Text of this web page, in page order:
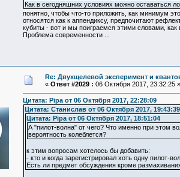
Как в сегодняшних условиях можно оставаться
понятно, чтобы что-то приложить, как минимум
относятся как к аппендиксу, предпочитают
кубиты - вот и мы поиграемся этими словами, как
Проблема современности ...
Re: Двухщелевой эксперимент и
« Ответ #2029 : 06 Октября 2017, 23:32:25 »
Цитата: Pipa от 06 Октября 2017, 22:28:09
Цитата: Станислав от 06 Октября 2017, 19:43:39
Цитата: Pipa от 06 Октября 2017, 18:51:04
А "пилот-волна" от чего? Что именно при этом
вероятность колеблется?
к этим вопросам хотелось бы добавить:
- кто и когда зарегистрировал хоть одну пилот-
Есть ли предмет обсуждения кроме